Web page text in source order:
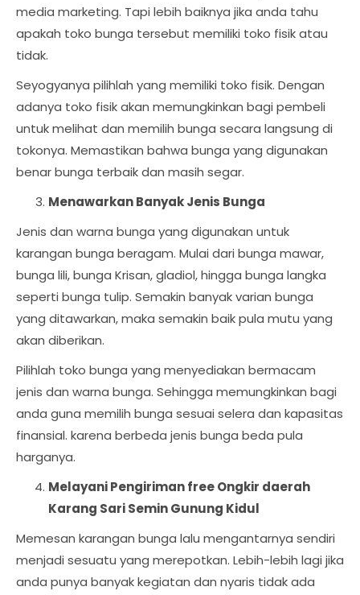
media marketing. Tapi lebih baiknya jika anda tahu
apakah toko bunga tersebut memiliki toko fisik atau
tidak.
Seyogyanya pilihlah yang memiliki toko fisik. Dengan
adanya toko fisik akan memungkinkan bagi pembeli
untuk melihat dan memilih bunga secara langsung di
tokonya. Memastikan bahwa bunga yang digunakan
benar bunga terbaik dan masih segar.
Menawarkan Banyak Jenis Bunga
Jenis dan warna bunga yang digunakan untuk
karangan bunga beragam. Mulai dari bunga mawar,
bunga lili, bunga Krisan, gladiol, hingga bunga langka
seperti bunga tulip. Semakin banyak varian bunga
yang ditawarkan, maka semakin baik pula mutu yang
akan diberikan.
Pilihlah toko bunga yang menyediakan bermacam
jenis dan warna bunga. Sehingga memungkinkan bagi
anda guna memilih bunga sesuai selera dan kapasitas
finansial. karena berbeda jenis bunga beda pula
harganya.
Melayani Pengiriman free Ongkir daerah
Karang Sari Semin Gunung Kidul
Memesan karangan bunga lalu mengantarnya sendiri
menjadi sesuatu yang merepotkan. Lebih-lebih lagi jika
anda punya banyak kegiatan dan nyaris tidak ada